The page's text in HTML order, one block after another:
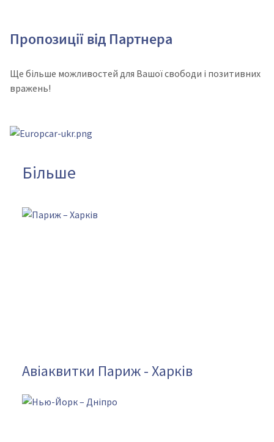
Пропозиції від Партнера
Ще більше можливостей для Вашої свободи і позитивних
вражень!
Більше
Авіаквитки Париж - Харків